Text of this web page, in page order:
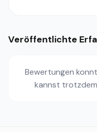
Veröffentlichte
Bewertungen
kannst